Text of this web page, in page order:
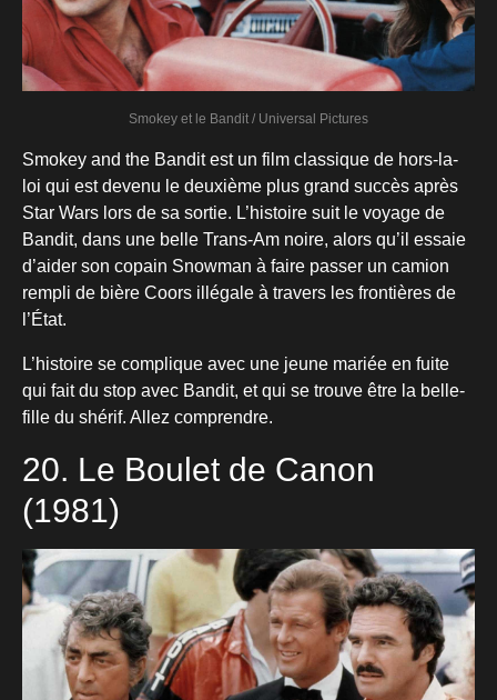
Smokey et le Bandit / Universal Pictures
Smokey and the Bandit est un film classique de hors-la-
loi qui est devenu le deuxième plus grand succès après
Star Wars lors de sa sortie. L’histoire suit le voyage de
Bandit, dans une belle Trans-Am noire, alors qu’il essaie
d’aider son copain Snowman à faire passer un camion
rempli de bière Coors illégale à travers les frontières de
l’État.
L’histoire se complique avec une jeune mariée en fuite
qui fait du stop avec Bandit, et qui se trouve être la belle-
fille du shérif. Allez comprendre.
20. Le Boulet de Canon
(1981)